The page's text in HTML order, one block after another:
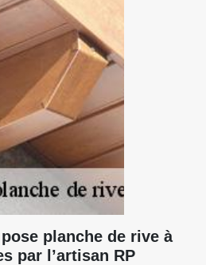
planche de rive à
par l’artisan RP